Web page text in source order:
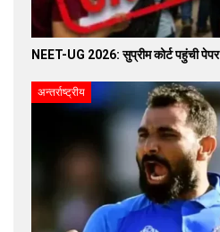
NEET-UG 2026: सुप्रीम कोर्ट पहुंची
अन्तर्राष्ट्रीय